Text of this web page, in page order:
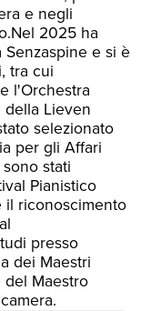
e negli
2025 ha
e si è
tra cui
l'Orchestra
della Lieven
selezionato
per gli Affari
stati
Pianistico
il riconoscimento
presso
dei Maestri
del Maestro